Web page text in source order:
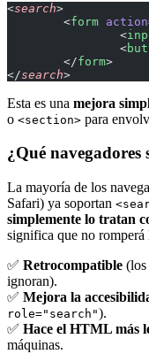
<search>
	<
form action
		<
		<
	</
form>
</search>
Esta es una mejora
o <section> para
¿Qué navegadores
La mayoría de los
Safari) ya soportan
simplemente lo tratan
significa que no romperá
✅ Retrocompatible (los
ignoran).
✅ Mejora la
role="search").
✅ Hace el HTML más
máquinas.